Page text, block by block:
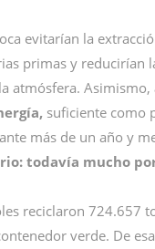
evitarían la
primas y reducirían
atmósfera. Asimismo,
suficiente como
más de un año y
todavía mucho
reciclaron 724.657
verde. De